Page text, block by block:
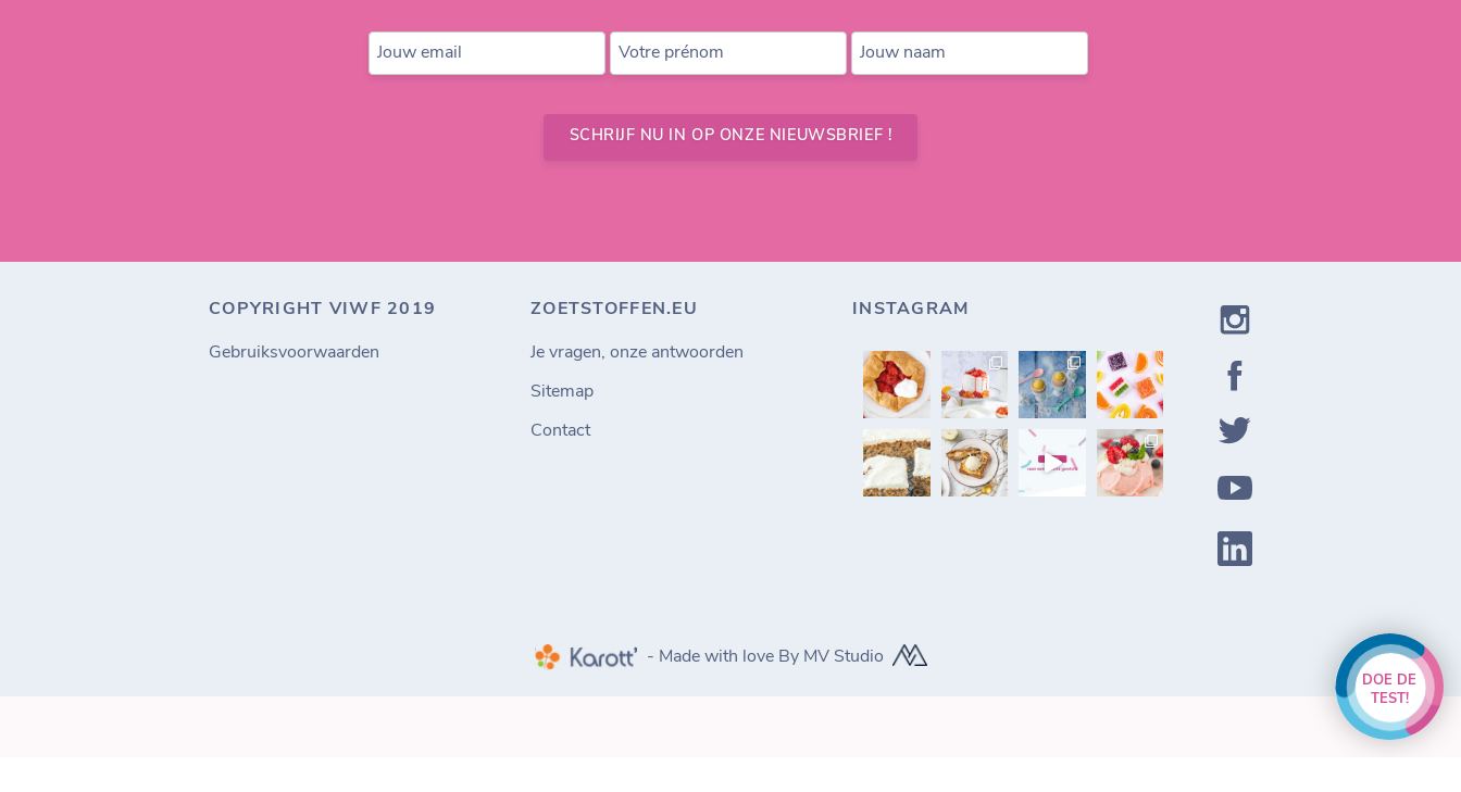
DOE DE
TEST!
Jouw email Votre prénom Jouw naam
SCHRIJF NU IN OP ONZE NIEUWSBRIEF !
COPYRIGHT VIWF 2019
Gebruiksvoorwaarden
ZOETSTOFFEN.EU
Je vragen, onze antwoorden
Sitemap
Contact
INSTAGRAM
- Made with love By MV Studio